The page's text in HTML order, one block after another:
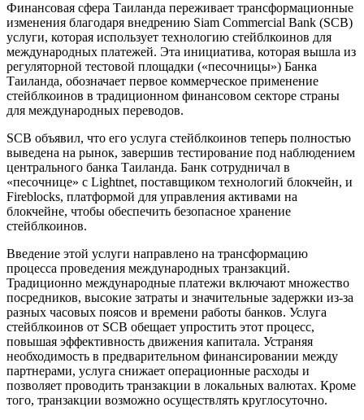
Финансовая сфера Таиланда переживает трансформационные
изменения благодаря внедрению Siam Commercial Bank (SCB)
услуги, которая использует технологию стейблкоинов для
международных платежей. Эта инициатива, которая вышла из
регуляторной тестовой площадки («песочницы») Банка
Таиланда, обозначает первое коммерческое применение
стейблкоинов в традиционном финансовом секторе страны
для международных переводов.
SCB объявил, что его услуга стейблкоинов теперь полностью
выведена на рынок, завершив тестирование под наблюдением
центрального банка Таиланда. Банк сотрудничал в
«песочнице» с Lightnet, поставщиком технологий блокчейн, и
Fireblocks, платформой для управления активами на
блокчейне, чтобы обеспечить безопасное хранение
стейблкоинов.
Введение этой услуги направлено на трансформацию
процесса проведения международных транзакций.
Традиционно международные платежи включают множество
посредников, высокие затраты и значительные задержки из-за
разных часовых поясов и времени работы банков. Услуга
стейблкоинов от SCB обещает упростить этот процесс,
повышая эффективность движения капитала. Устраняя
необходимость в предварительном финансировании между
партнерами, услуга снижает операционные расходы и
позволяет проводить транзакции в локальных валютах. Кроме
того, транзакции возможно осуществлять круглосуточно.